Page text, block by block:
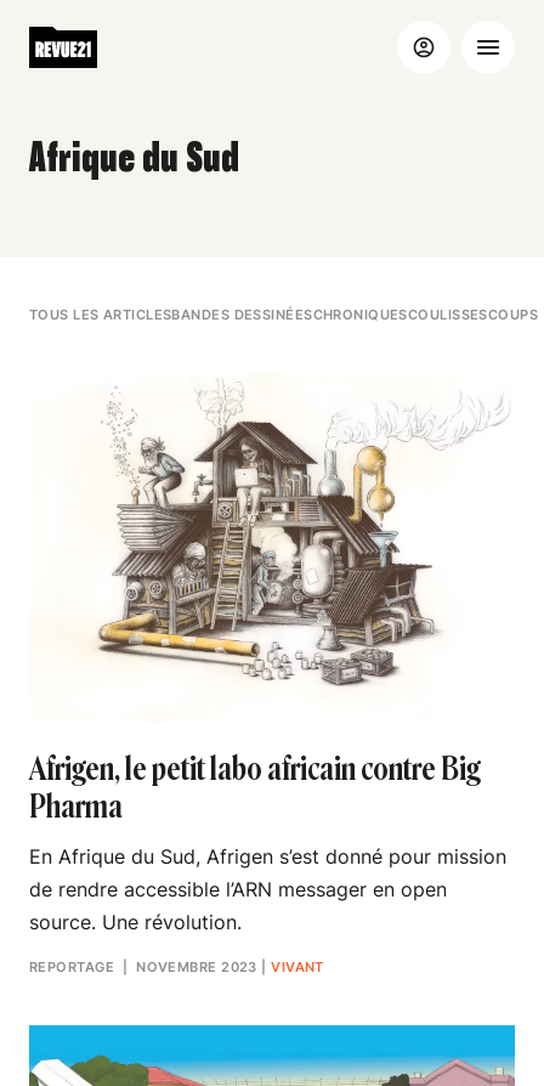
Afrique du Sud
TOUS LES ARTICLESBANDES DESSINÉESCHRONIQUESCOULISSESCOUPS
Afrigen, le petit labo africain contre Big
Pharma
En Afrique du Sud, Afrigen s’est donné pour mission
de rendre accessible l’ARN messager en open
source. Une révolution.
REPORTAGE | NOVEMBRE 2023 |VIVANT